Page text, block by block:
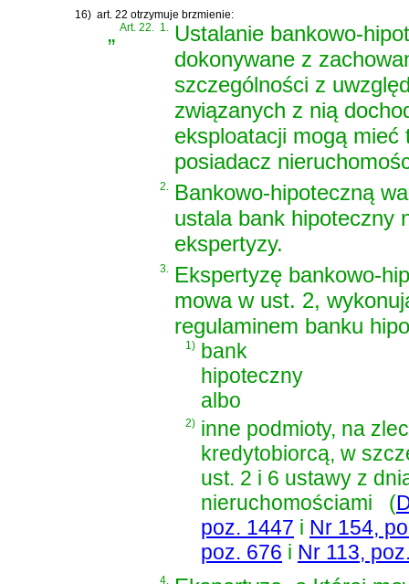
16) art. 22 otrzymuje brzmienie:
„Art. 22. 1. Ustalanie bankowo-
dokonywane z
szczególności z
związanych z nią
eksploatacji mogą mieć
posiadacz
2. Bankowo-hipoteczną
ustala bank hipoteczny
ekspertyzy.
3. Ekspertyzę bankowo-
mowa w ust. 2,
regulaminem banku
1)
bank
hipoteczny
albo
2) inne podmioty, na
kredytobiorcą, w
ust. 2 i 6 ustawy z
nieruchomościami
(
poz. 1447 i Nr 154,
poz. 676 i Nr 113,
4.